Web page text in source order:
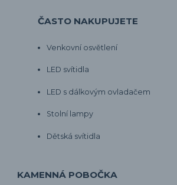
ČASTO NAKUPUJETE
Venkovní osvětlení
LED svítidla
LED s dálkovým ovladačem
Stolní lampy
Dětská svítidla
KAMENNÁ POBOČKA